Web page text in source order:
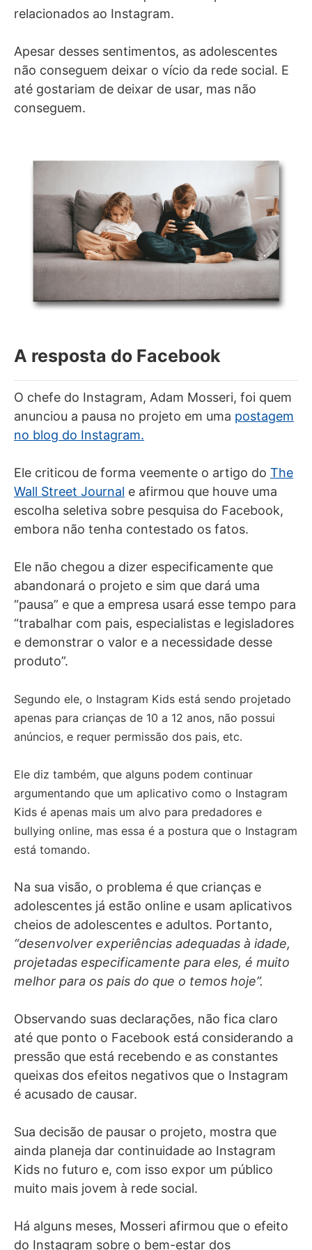
relacionados ao Instagram.
Apesar desses sentimentos, as adolescentes
não conseguem deixar o vício da rede social. E
até gostariam de deixar de usar, mas não
conseguem.
A resposta do Facebook
O chefe do Instagram, Adam Mosseri, foi quem
anunciou a pausa no projeto em uma postagem
no blog do Instagram.
Ele criticou de forma veemente o artigo do The
Wall Street Journal e afirmou que houve uma
escolha seletiva sobre pesquisa do Facebook,
embora não tenha contestado os fatos.
Ele não chegou a dizer especificamente que
abandonará o projeto e sim que dará uma
“pausa” e que a empresa usará esse tempo para
“trabalhar com pais, especialistas e legisladores
e demonstrar o valor e a necessidade desse
produto”.
Segundo ele, o Instagram Kids está sendo projetado
apenas para crianças de 10 a 12 anos, não possui
anúncios, e requer permissão dos pais, etc.
Ele diz também, que alguns podem continuar
argumentando que um aplicativo como o Instagram
Kids é apenas mais um alvo para predadores e
bullying online, mas essa é a postura que o Instagram
está tomando.
Na sua visão, o problema é que crianças e
adolescentes já estão online e usam aplicativos
cheios de adolescentes e adultos. Portanto,
“desenvolver experiências adequadas à idade,
projetadas especificamente para eles, é muito
melhor para os pais do que o temos hoje”.
Observando suas declarações, não fica claro
até que ponto o Facebook está considerando a
pressão que está recebendo e as constantes
queixas dos efeitos negativos que o Instagram
é acusado de causar.
Sua decisão de pausar o projeto, mostra que
ainda planeja dar continuidade ao Instagram
Kids no futuro e, com isso expor um público
muito mais jovem à rede social.
Há alguns meses, Mosseri afirmou que o efeito
do Instagram sobre o bem-estar dos